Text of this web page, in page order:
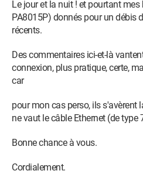
Le jour et la nuit ! et pourtant mes
PA8015P) donnés pour un débis
récents.
Des commentaires ici-et-là
connexion, plus pratique, certe,
car
pour mon cas perso, ils s'avèrent
ne vaut le câble Ethernet (de type
Bonne chance à vous.
Cordialement.